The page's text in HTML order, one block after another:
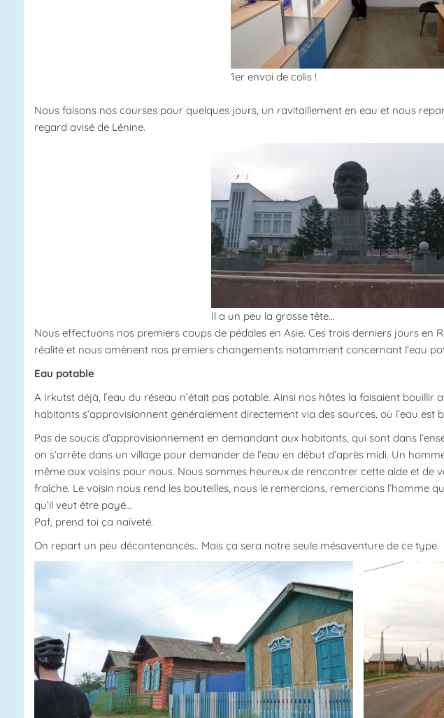
1er envoi de colis !
Nous faisons nos courses pour quelques jours, un ravitaillement en eau et nous
regard avisé de Lénine.
Il a un peu la grosse tête…
Nous effectuons nos premiers coups de pédales en Asie. Ces trois derniers jours en
réalité et nous amènent nos premiers changements notamment concernant l’eau
Eau potable
A Irkutst déjà, l’eau du réseau n’était pas potable. Ainsi nos hôtes la faisaient bouillir
habitants s’approvisionnent généralement directement via des sources, où l’eau est
Pas de soucis d’approvisionnement en demandant aux habitants, qui sont dans
on s’arrête dans un village pour demander de l’eau en début d’après midi. Un
même aux voisins pour nous. Nous sommes heureux de rencontrer cette aide et de
fraîche. Le voisin nous rend les bouteilles, nous le remercions, remercions l’homme
qu’il veut être payé…
Paf, prend toi ça naïveté.
On repart un peu décontenancés.. Mais ça sera notre seule mésaventure de ce type.